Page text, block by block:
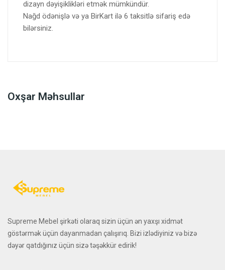
dizayn dəyişiklikləri etmək mümkündür.
Nağd ödənişlə və ya BirKart ilə 6 taksitlə sifariş edə
bilərsiniz.
Oxşar Məhsullar
Supreme Mebel şirkəti olaraq sizin üçün ən yaxşı xidmət
göstərmək üçün dayanmadan çalışırıq. Bizi izlədiyiniz və bizə
dəyər qatdığınız üçün sizə təşəkkür edirik!